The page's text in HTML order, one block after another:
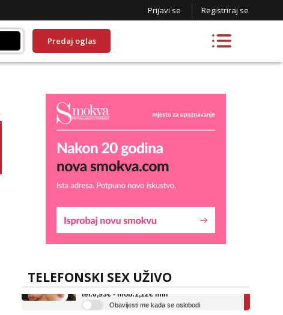
Prijavi se Registriraj se
Predaj oglas
TELEFONSKI SEX UŽIVO
Liliana
Tel:064/677-677 - Kod: #69
tel:0,93€ - mob:1,12€ min
Obavijesti me kada se oslobodi